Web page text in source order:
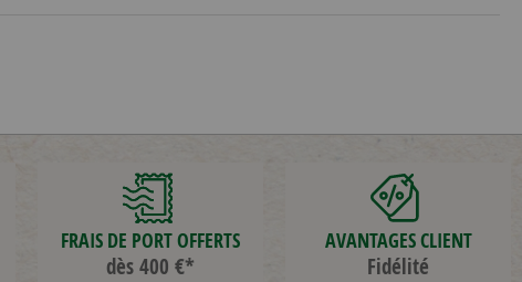
FRAIS DE PORT OFFERTS
dès 400 €*
AVANTAGES CLIENT
Fidélité